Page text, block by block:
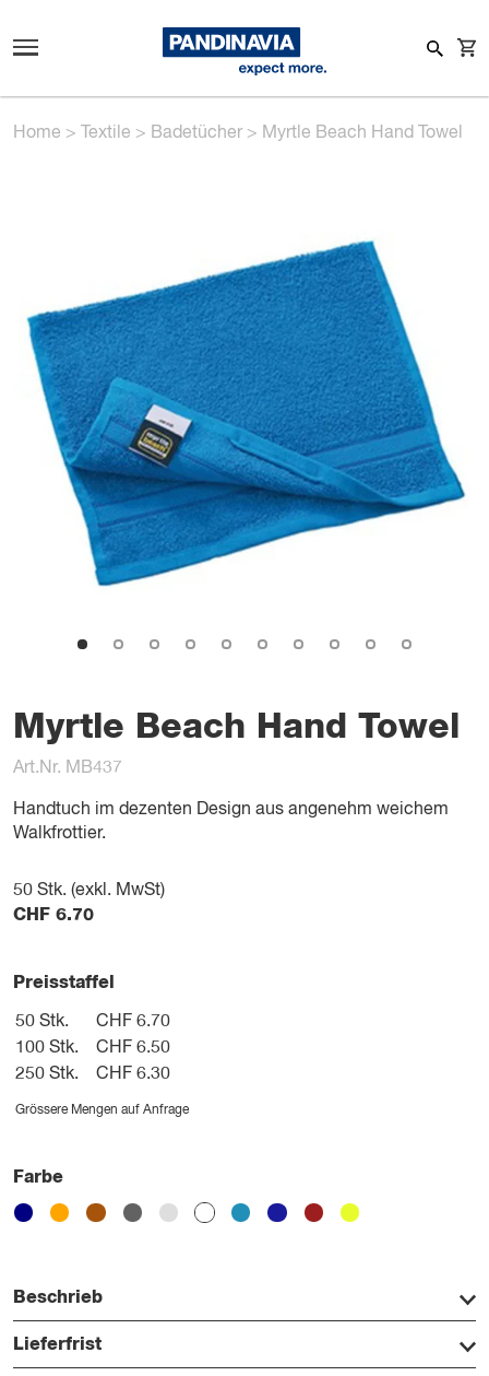
Home > Textile > Badetücher> Myrtle Beach Hand Towel
Myrtle Beach Hand Towel
Art.Nr. MB437
Handtuch im dezenten Design aus angenehm weichem
Walkfrottier.
50 Stk. (exkl. MwSt)
CHF 6.70
Preisstaffel
50 Stk.
CHF 6.70
100 Stk.
CHF 6.50
250 Stk.
CHF 6.30
Grössere Mengen auf Anfrage
Farbe
Beschrieb
Lieferfrist